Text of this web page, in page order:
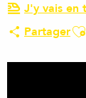
J'y vais en
Partager